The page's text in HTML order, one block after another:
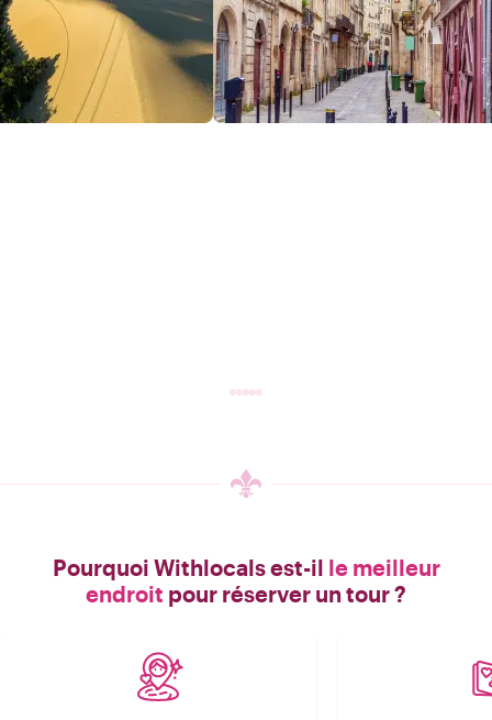
Pourquoi Withlocals est-il le meilleur
endroit pour réserver un tour ?